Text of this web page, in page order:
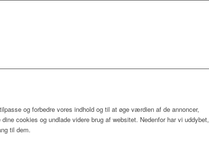
og forbedre vores indhold og til at øge værdien af de annoncer,
cookies og undlade videre brug af websitet. Nedenfor har vi uddybet,
til dem.